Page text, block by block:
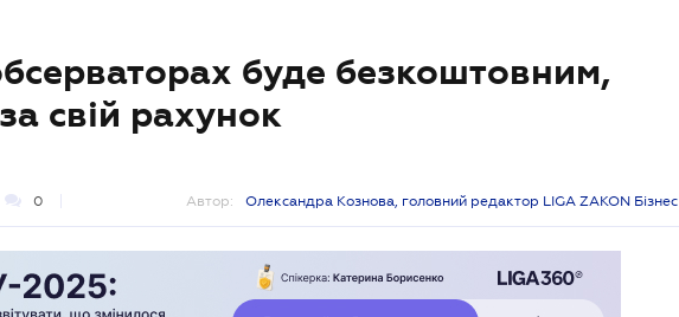
буде безкоштовним,
свій рахунок
0 Автор: Олександра Кознова, головний редактор LIGA ZAKON Бізнес